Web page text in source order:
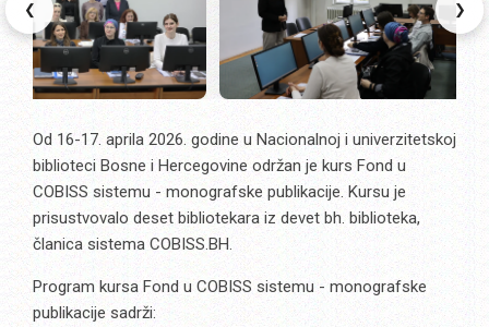
❮ ❯
Od 16-17. aprila 2026. godine u Nacionalnoj i univerzitetskoj
biblioteci Bosne i Hercegovine održan je kurs Fond u
COBISS sistemu - monografske publikacije. Kursu je
prisustvovalo deset bibliotekara iz devet bh. biblioteka,
članica sistema COBISS.BH.
Program kursa Fond u COBISS sistemu - monografske
publikacije sadrži: